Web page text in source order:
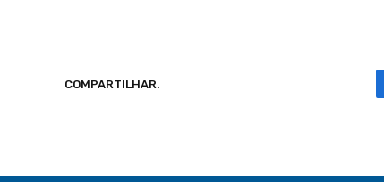
COMPARTILHAR.